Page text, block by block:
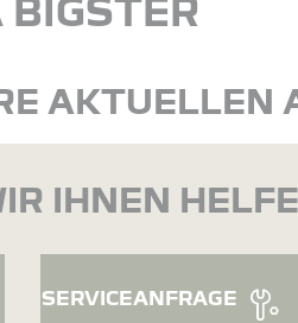
BIGSTER
AKTUELLEN
IHNEN
SERVICEANFRAGE